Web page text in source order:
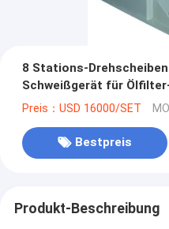
8 Stations-
Schweißgerät für
Preis：USD 16000/SET
Bestpreis
Produkt-Beschreibung